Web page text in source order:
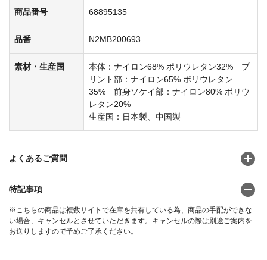
商品番号 68895135
品番 N2MB200693
素材・生産国
本体：ナイロン68% ポリウレタン32% プ
リント部：ナイロン65% ポリウレタン
35% 前身ソケイ部：ナイロン80% ポリウ
レタン20%
生産国：日本製、中国製
よくあるご質問
特記事項
※こちらの商品は複数サイトで在庫を共有している為、商品の手配ができな
い場合、キャンセルとさせていただきます。キャンセルの際は別途ご案内を
お送りしますので予めご了承ください。